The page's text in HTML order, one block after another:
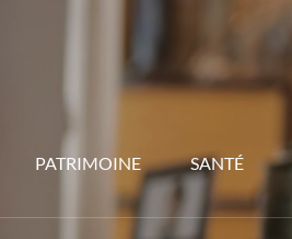
PATRIMOINE SANTÉ